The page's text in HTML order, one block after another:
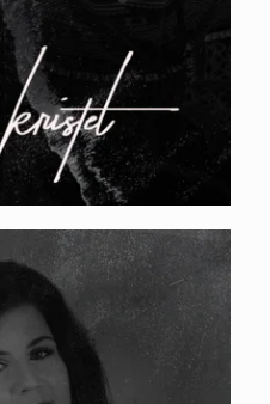
Ellen – growth
ja